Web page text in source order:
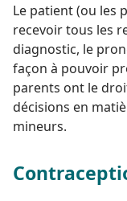
Le patient (ou les
recevoir tous les
diagnostic, le
façon à pouvoir
parents ont le
décisions en
mineurs.